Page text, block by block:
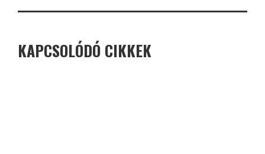
KAPCSOLÓDÓ CIKKEK